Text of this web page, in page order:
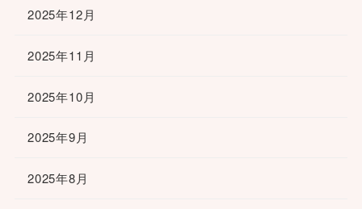
2025年12月
2025年11月
2025年10月
2025年9月
2025年8月